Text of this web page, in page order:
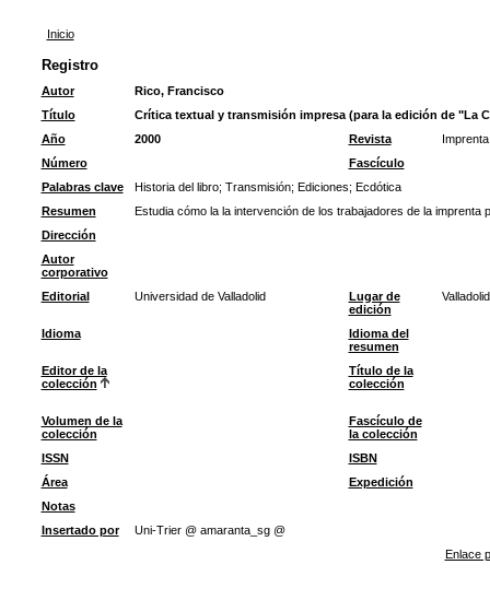
Inicio
Registro
Autor
Rico, Francisco
Título
Crítica textual y transmisión impresa (para la edición de "La
Año
2000 Revista
Número
Fascículo
Palabras clave
Historia del libro; Transmisión; Ediciones; Ecdótica
Resumen
Estudia cómo la la intervención de los trabajadores de la imprenta
Dirección
Autor
corporativo
Editorial
Universidad de Valladolid
Lugar de
edición
Valladolid
Idioma
Idioma del
resumen
Editor de la
colección
Título de la
colección
Volumen de la
colección
Fascículo de
la colección
ISSN
ISBN
Área
Expedición
Notas
Insertado por
Uni-Trier @ amaranta_sg @
Enlace